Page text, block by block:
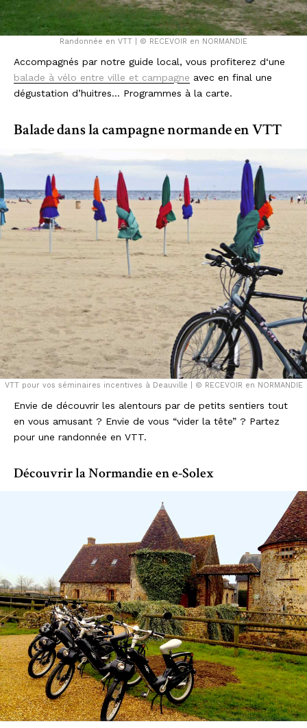
Randonnée en VTT | © RECEVOIR en NORMANDIE
Accompagnés par notre guide local, vous profiterez d‘une
balade à vélo entre ville et campagne avec en final une
dégustation d’huitres… Programmes à la carte.
Balade dans la campagne normande en VTT
VTT pour vos séminaires incentives à Deauville | © RECEVOIR en NORMANDIE
Envie de découvrir les alentours par de petits sentiers tout
en vous amusant ? Envie de vous “vider la tête” ? Partez
pour une randonnée en VTT.
Découvrir la Normandie en e-Solex